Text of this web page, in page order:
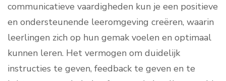
communicatieve vaardigheden kun je een positieve
en ondersteunende leeromgeving creëren, waarin
leerlingen zich op hun gemak voelen en optimaal
kunnen leren. Het vermogen om duidelijk
instructies te geven, feedback te geven en te